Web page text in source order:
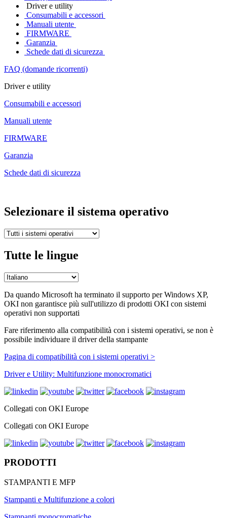
Driver e utility
Consumabili e accessori
Manuali utente
FIRMWARE
Garanzia
Schede dati di sicurezza
FAQ (domande ricorrenti)
Driver e utility
Consumabili e accessori
Manuali utente
FIRMWARE
Garanzia
Schede dati di sicurezza
Selezionare il sistema operativo
Tutte le lingue
Da quando Microsoft ha terminato il supporto per Windows XP,
OKI non garantisce più sull'utilizzo di prodotti OKI con sistemi
operativi non supportati
Fare riferimento alla compatibilità con i sistemi operativi, se non è
possibile individuare il driver della stampante
Pagina di compatibilità con i sistemi operativi >
Driver e Utility: Multifunzione monocromatici
Collegati con OKI Europe
Collegati con OKI Europe
PRODOTTI
STAMPANTI E MFP
Stampanti e Multifunzione a colori